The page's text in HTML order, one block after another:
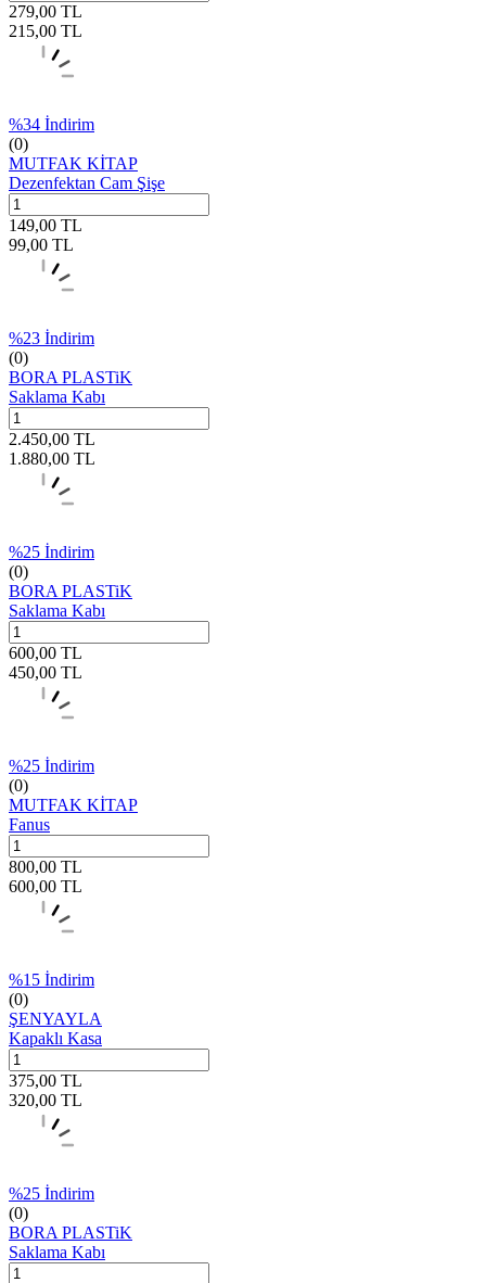
279,00 TL
215,00 TL
%34 İndirim
(0)
MUTFAK KİTAP
Dezenfektan Cam Şişe
149,00 TL
99,00 TL
%23 İndirim
(0)
BORA PLASTiK
Saklama Kabı
2.450,00 TL
1.880,00 TL
%25 İndirim
(0)
BORA PLASTiK
Saklama Kabı
600,00 TL
450,00 TL
%25 İndirim
(0)
MUTFAK KİTAP
Fanus
800,00 TL
600,00 TL
%15 İndirim
(0)
ŞENYAYLA
Kapaklı Kasa
375,00 TL
320,00 TL
%25 İndirim
(0)
BORA PLASTiK
Saklama Kabı